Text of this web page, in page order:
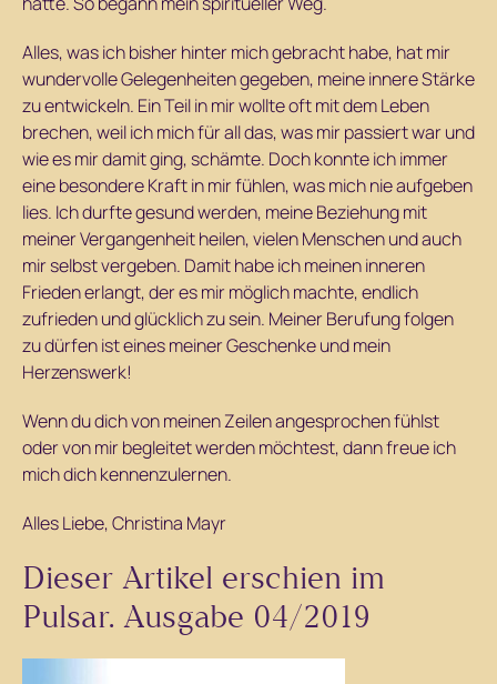
Alles, was ich bisher hinter mich gebracht habe, hat mir
wundervolle Gelegenheiten gegeben, meine innere Stärke
zu entwickeln. Ein Teil in mir wollte oft mit dem Leben
brechen, weil ich mich für all das, was mir passiert war und
wie es mir damit ging, schämte. Doch konnte ich immer
eine besondere Kraft in mir fühlen, was mich nie aufgeben
lies. Ich durfte gesund werden, meine Beziehung mit
meiner Vergangenheit heilen, vielen Menschen und auch
mir selbst vergeben. Damit habe ich meinen inneren
Frieden erlangt, der es mir möglich machte, endlich
zufrieden und glücklich zu sein. Meiner Berufung folgen
zu dürfen ist eines meiner Geschenke und mein
Herzenswerk!
Wenn du dich von meinen Zeilen angesprochen fühlst
oder von mir begleitet werden möchtest, dann freue ich
mich dich kennenzulernen.
Alles Liebe, Christina Mayr
Dieser Artikel erschien im
Pulsar. Ausgabe 04/2019